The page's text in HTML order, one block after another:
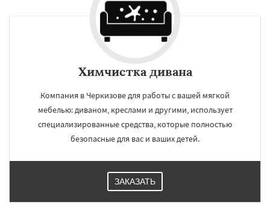
Химчистка дивана
Компания в Черкизове для работы с вашей мягкой
мебелью: диваном, креслами и другими, использует
специализированные средства, которые полностью
безопасные для вас и ваших детей.
ЗАКАЗАТЬ